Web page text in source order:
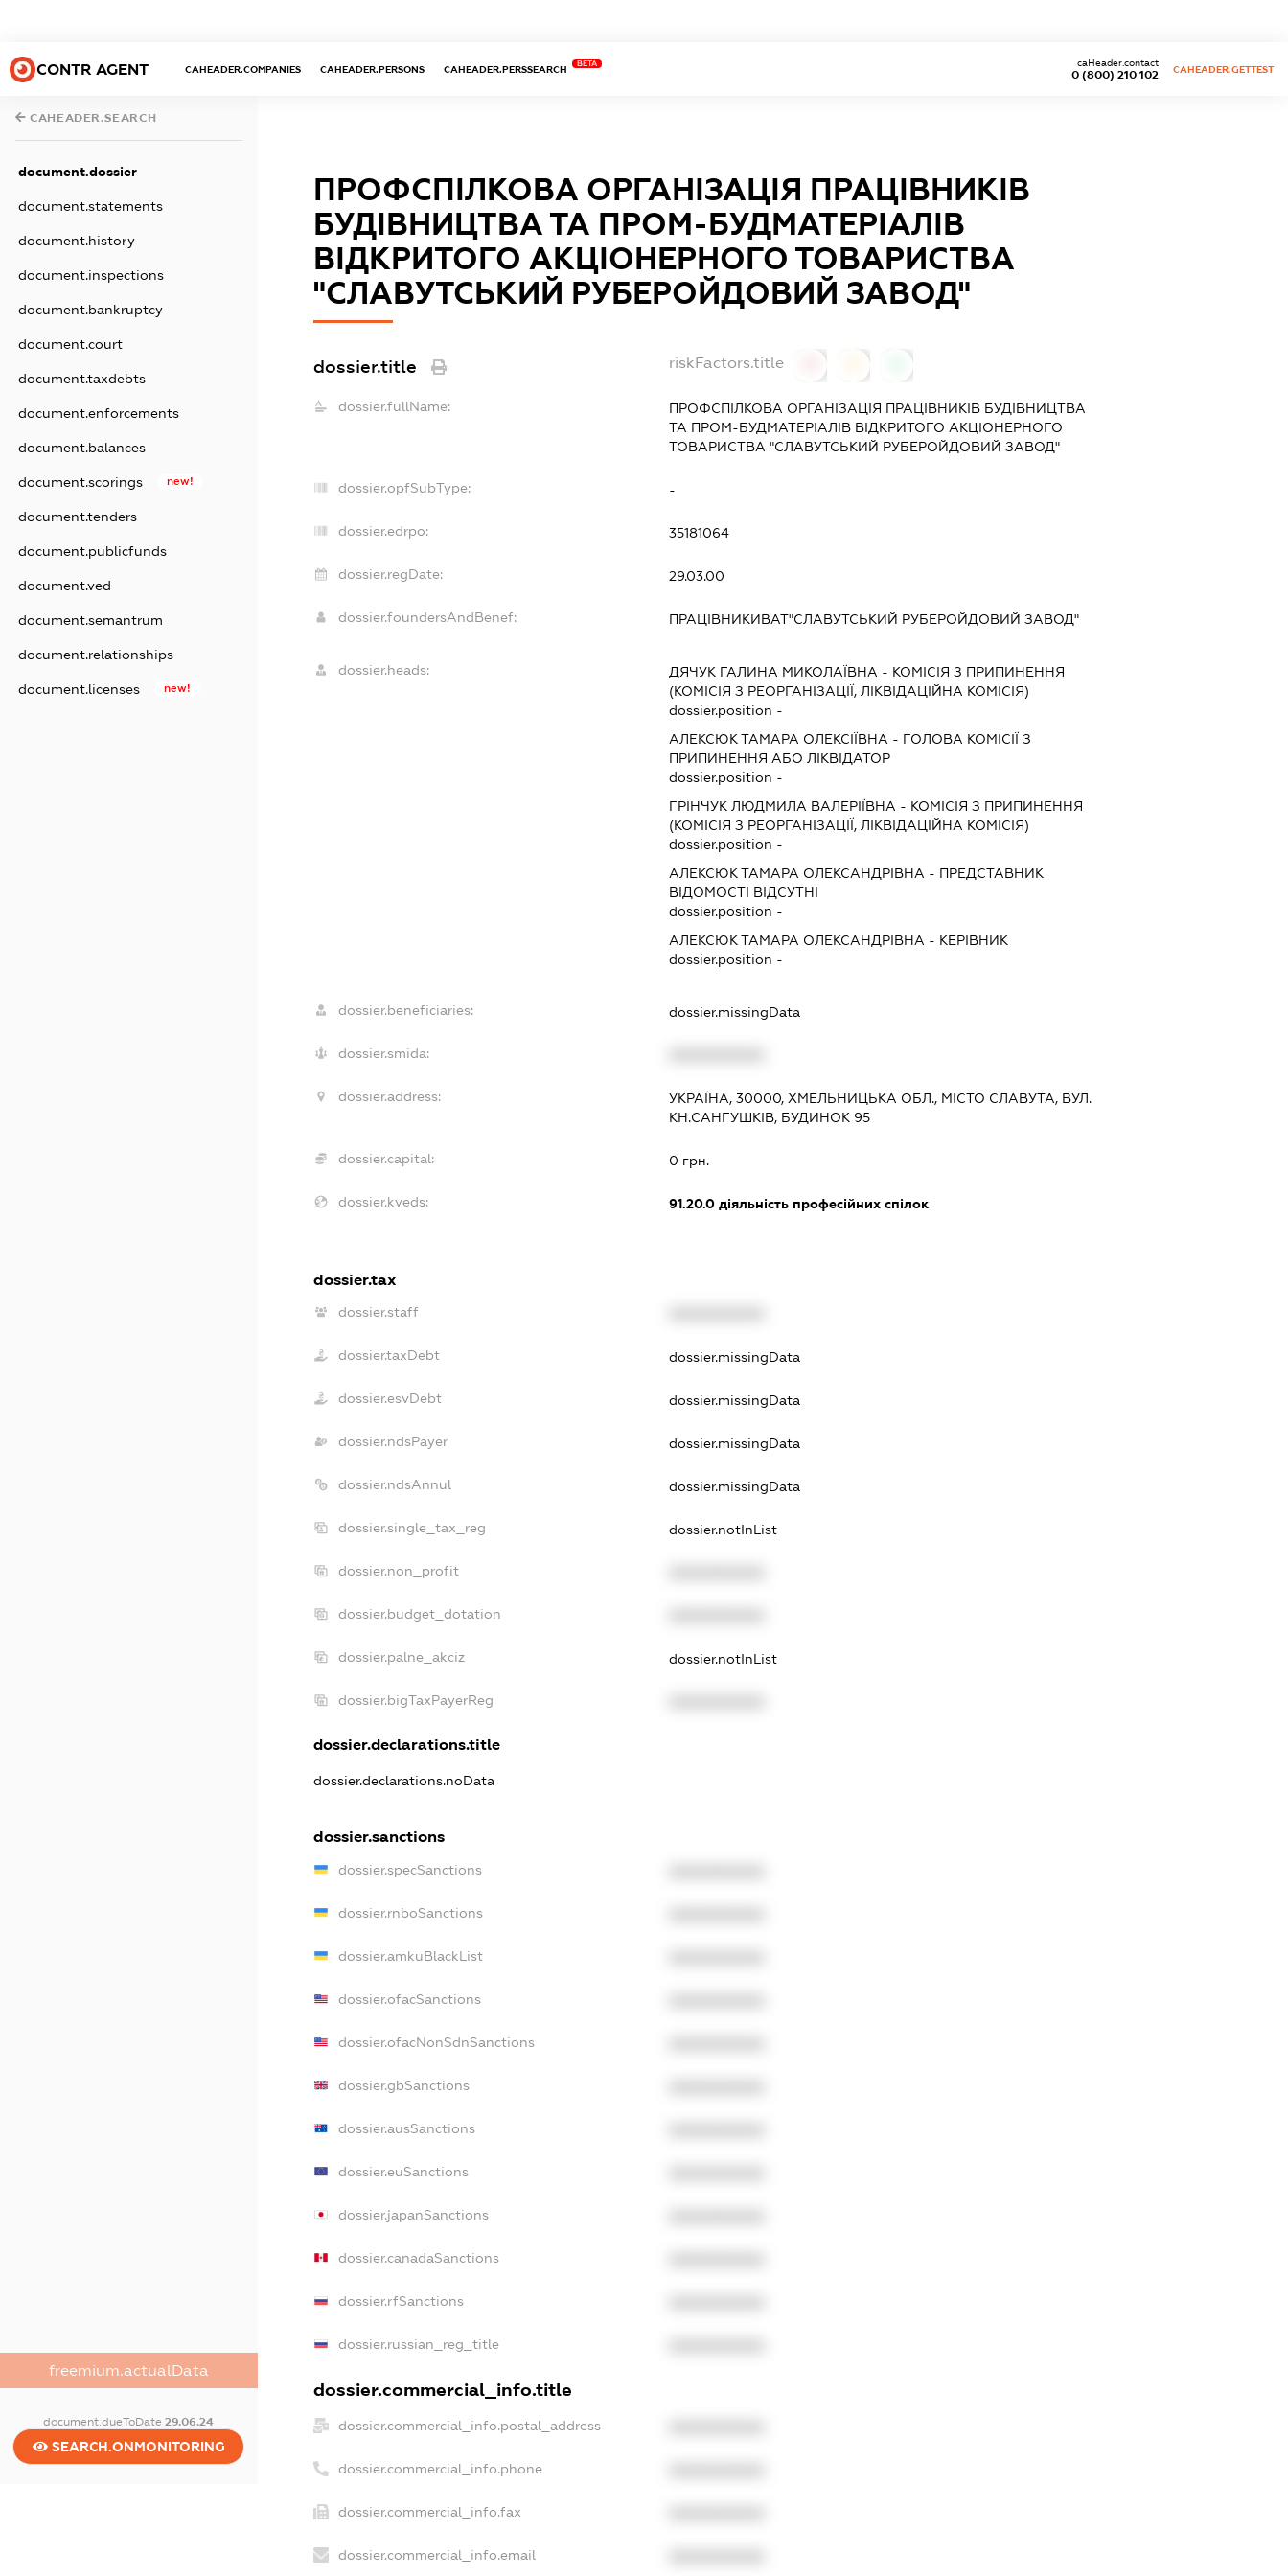
CONTR AGENT CAHEADER.COMPANIES CAHEADER.PERSONS CAHEADER.PERSSEARCH
BETA
0 (800) 210 102
caHeader.contact
CAHEADER.GETTEST
CAHEADER.SEARCH
document.dossier
document.statements
document.history
document.inspections
document.bankruptcy
document.court
document.taxdebts
document.enforcements
document.balances
document.scorings new!
document.tenders
document.publicfunds
document.ved
document.semantrum
document.relationships
document.licenses new!
freemium.actualData
document.dueToDate29.06.24
SEARCH.ONMONITORING
ПРОФСПІЛКОВА ОРГАНІЗАЦІЯ ПРАЦІВНИКІВ
БУДІВНИЦТВА ТА ПРОМ-БУДМАТЕРІАЛІВ
ВІДКРИТОГО АКЦІОНЕРНОГО ТОВАРИСТВА
"СЛАВУТСЬКИЙ РУБЕРОЙДОВИЙ ЗАВОД"
dossier.title riskFactors.title
dossier.fullName:
ПРОФСПІЛКОВА ОРГАНІЗАЦІЯ ПРАЦІВНИКІВ БУДІВНИЦТВА
ТА ПРОМ-БУДМАТЕРІАЛІВ ВІДКРИТОГО АКЦІОНЕРНОГО
ТОВАРИСТВА "СЛАВУТСЬКИЙ РУБЕРОЙДОВИЙ ЗАВОД"
dossier.opfSubType: -
dossier.edrpo: 35181064
dossier.regDate: 29.03.00
dossier.foundersAndBenef: ПРАЦІВНИКИВАТ"СЛАВУТСЬКИЙ РУБЕРОЙДОВИЙ ЗАВОД"
dossier.heads: ДЯЧУК ГАЛИНА МИКОЛАЇВНА - КОМІСІЯ З ПРИПИНЕННЯ
(КОМІСІЯ З РЕОРГАНІЗАЦІЇ, ЛІКВІДАЦІЙНА КОМІСІЯ)
dossier.position -
АЛЕКСЮК ТАМАРА ОЛЕКСІЇВНА - ГОЛОВА КОМІСІЇ З
ПРИПИНЕННЯ АБО ЛІКВІДАТОР
dossier.position -
ГРІНЧУК ЛЮДМИЛА ВАЛЕРІЇВНА - КОМІСІЯ З ПРИПИНЕННЯ
(КОМІСІЯ З РЕОРГАНІЗАЦІЇ, ЛІКВІДАЦІЙНА КОМІСІЯ)
dossier.position -
АЛЕКСЮК ТАМАРА ОЛЕКСАНДРІВНА - ПРЕДСТАВНИК
ВІДОМОСТІ ВІДСУТНІ
dossier.position -
АЛЕКСЮК ТАМАРА ОЛЕКСАНДРІВНА - КЕРІВНИК
dossier.position -
dossier.beneficiaries: dossier.missingData
dossier.smida:
dossier.address:
УКРАЇНА, 30000, ХМЕЛЬНИЦЬКА ОБЛ., МІСТО СЛАВУТА, ВУЛ.
КН.САНГУШКІВ, БУДИНОК 95
dossier.capital: 0 грн.
dossier.kveds: 91.20.0 діяльність професійних спілок
dossier.tax
dossier.staff
dossier.taxDebt dossier.missingData
dossier.esvDebt dossier.missingData
dossier.ndsPayer dossier.missingData
dossier.ndsAnnul dossier.missingData
dossier.single_tax_reg dossier.notInList
dossier.non_profit
dossier.budget_dotation
dossier.palne_akciz dossier.notInList
dossier.bigTaxPayerReg
dossier.declarations.title
dossier.declarations.noData
dossier.sanctions
dossier.specSanctions
dossier.rnboSanctions
dossier.amkuBlackList
dossier.ofacSanctions
dossier.ofacNonSdnSanctions
dossier.gbSanctions
dossier.ausSanctions
dossier.euSanctions
dossier.japanSanctions
dossier.canadaSanctions
dossier.rfSanctions
dossier.russian_reg_title
dossier.commercial_info.title
dossier.commercial_info.postal_address
dossier.commercial_info.phone
dossier.commercial_info.fax
dossier.commercial_info.email